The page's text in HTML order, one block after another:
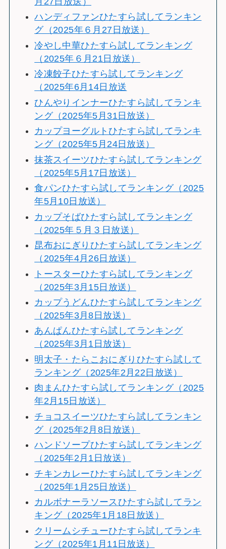
ハンディファンひたすら試してランキン
グ（2025年６月27日放送）
冷やし中華ひたすら試してランキング
（2025年６月21日放送）
冷凍餃子ひたすら試してランキング
（2025年6月14日放送
ひんやりインナーひたすら試してランキ
ング（2025年5月31日放送）
カップヨーグルトひたすら試してランキ
ング（2025年5月24日放送）
抹茶スイーツひたすら試してランキング
（2025年5月17日放送）
食パンひたすら試してランキング（2025
年5月10日放送）
カップそばひたすら試してランキング
（2025年５月３日放送）
昆布おにぎりひたすら試してランキング
（2025年4月26日放送）
トースターひたすら試してランキング
（2025年3月15日放送）
カップうどんひたすら試してランキング
（2025年3月8日放送）
あんぱんひたすら試してランキング
（2025年3月1日放送）
明太子・たらこおにぎりひたすら試して
ランキング（2025年2月22日放送）
肉まんひたすら試してランキング（2025
年2月15日放送）
チョコスイーツひたすら試してランキン
グ（2025年2月8日放送）
ハンドソープひたすら試してランキング
（2025年2月1日放送）
チキンカレーひたすら試してランキング
（2025年1月25日放送）
カルボナーラソースひたすら試してラン
キング（2025年1月18日放送）
クリームシチューひたすら試してランキ
ング（2025年1月11日放送）